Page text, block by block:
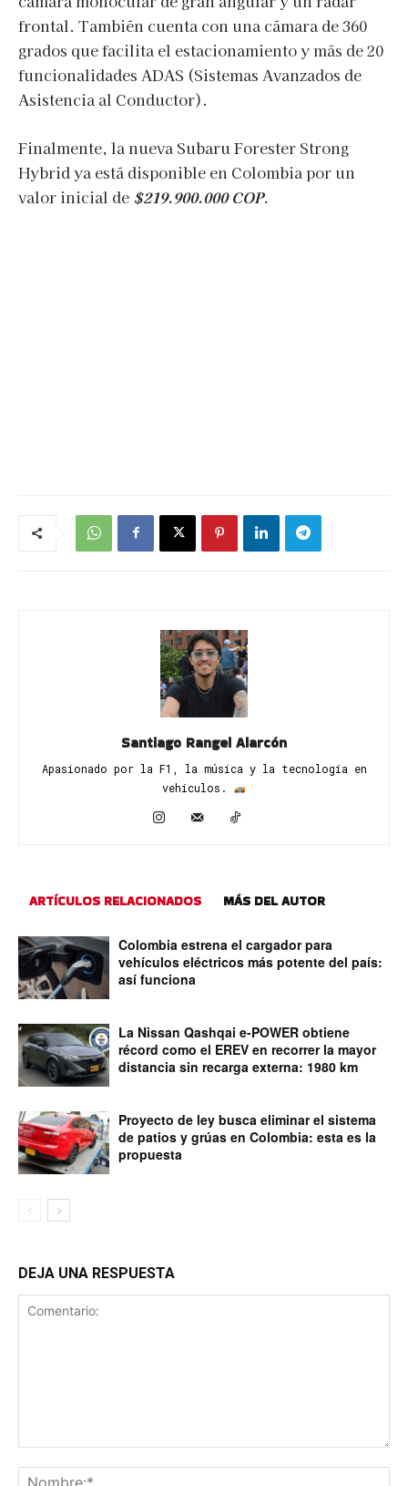
frontal. También cuenta con una cámara de 360
grados que facilita el estacionamiento y más de 20
funcionalidades ADAS (Sistemas Avanzados de
Asistencia al Conductor).
Finalmente, la nueva Subaru Forester Strong
Hybrid ya está disponible en Colombia por un
valor inicial de $219.900.000 COP.
Santiago Rangel Alarcón
Apasionado por la F1, la música y la tecnología en
vehículos. ​
ARTÍCULOS RELACIONADOS MÁS DEL AUTOR
Colombia estrena el cargador para
vehículos eléctricos más potente del país:
así funciona
La Nissan Qashqai e-POWER obtiene
récord como el EREV en recorrer la mayor
distancia sin recarga externa: 1980 km
Proyecto de ley busca eliminar el sistema
de patios y grúas en Colombia: esta es la
propuesta
DEJA UNA RESPUESTA